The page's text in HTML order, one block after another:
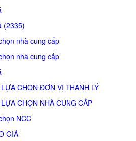
(2335)
nhà cung cấp
nhà cung cấp
CHỌN ĐƠN VỊ THANH LÝ
CHỌN NHÀ CUNG CẤP
NCC
GIÁ